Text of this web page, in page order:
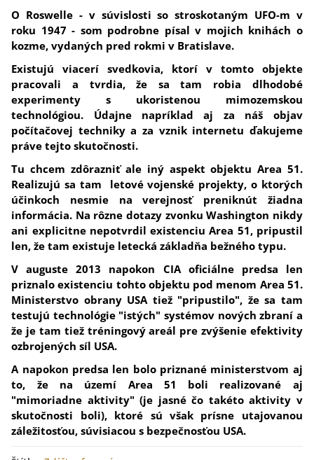
O Roswelle - v súvislosti so stroskotaným UFO-m v
roku 1947 - som podrobne písal v mojich knihách o
kozme, vydaných pred rokmi v Bratislave.
Existujú viacerí svedkovia, ktorí v tomto objekte
pracovali a tvrdia, že sa tam robia dlhodobé
experimenty s ukoristenou mimozemskou
technológiou. Údajne napríklad aj za náš objav
počítačovej techniky a za vznik internetu ďakujeme
práve tejto skutočnosti.
Tu chcem zdôrazniť ale iný aspekt objektu Area 51.
Realizujú sa tam letové vojenské projekty, o ktorých
účinkoch nesmie na verejnosť preniknút žiadna
informácia. Na rôzne dotazy zvonku Washington nikdy
ani explicitne nepotvrdil existenciu Area 51, pripustil
len, že tam existuje letecká základňa bežného typu.
V auguste 2013 napokon CIA oficiálne predsa len
priznalo existenciu tohto objektu pod menom Area 51.
Ministerstvo obrany USA tiež "pripustilo", že sa tam
testujú technológie "istých" systémov nových zbraní a
že je tam tiež tréningový areál pre zvýšenie efektivity
ozbrojených síl USA.
A napokon predsa len bolo priznané ministerstvom aj
to, že na území Area 51 boli realizované aj
"mimoriadne aktivity" (je jasné čo takéto aktivity v
skutočnosti boli), ktoré sú však prísne utajovanou
záležitosťou, súvisiacou s bezpečnosťou USA.